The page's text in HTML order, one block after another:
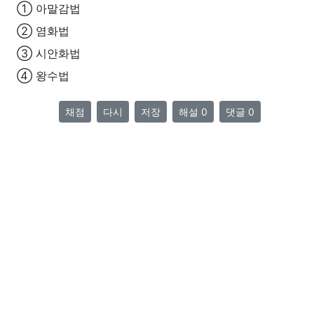
① 아말감법
② 염화법
③ 시안화법
④ 왕수법
채점 다시 저장 해설 0 댓글 0